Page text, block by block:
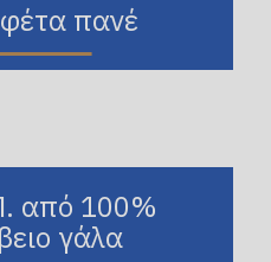
πανέ
από 100%
γάλα